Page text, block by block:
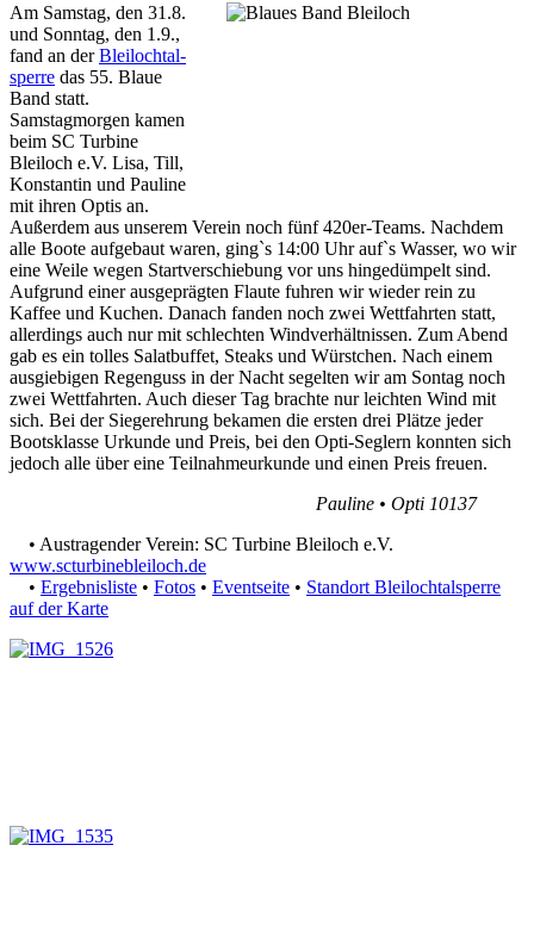
Am Samstag, den 31.8.
und Sonntag, den 1.9.,
fand an derBleiloch­tal­
sperre das 55. Blaue
Band statt.
Samstagmorgen kamen
beim SC Turbine
Bleiloch e.V. Lisa, Till,
Konstantin und Pauline
mit ihren Optis an.
Außer­dem aus unserem Verein noch fünf 420er-Teams. Nachdem
alle Boote aufge­baut waren, ging`s 14:00 Uhr auf`s Wasser, wo wir
eine Weile wegen Start­verschiebung vor uns hinge­dümpelt sind.
Aufgrund einer ausgeprägten Flaute fuhren wir wieder rein zu
Kaffee und Kuchen. Danach fanden noch zwei Wett­fahrten statt,
allerdings auch nur mit schlechten Wind­verhält­nissen. Zum Abend
gab es ein tolles Salat­buffet, Steaks und Würstchen. Nach einem
ausgiebigen Regen­guss in der Nacht segelten wir am Sontag noch
zwei Wett­fahrten. Auch dieser Tag brachte nur leichten Wind mit
sich. Bei der Sieger­ehrung bekamen die ersten drei Plätze jeder
Boots­klasse Urkunde und Preis, bei den Opti-Seglern konnten sich
jedoch alle über eine Teil­nahme­urkunde und einen Preis freuen.
Pauline • Opti 10137
• Austragender Verein: SC Turbine Bleiloch e.V.
www.scturbinebleiloch.de
• Ergebnisliste • Fotos • Eventseite • Standort Bleilochtalsperre
auf der Karte